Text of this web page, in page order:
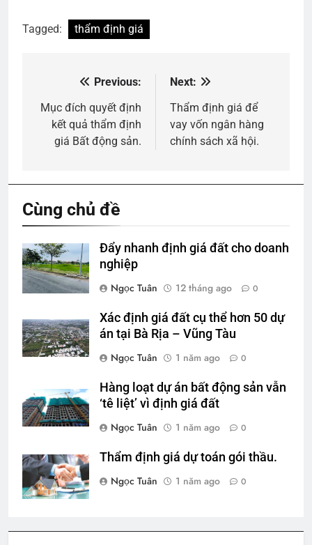
Tagged: thẩm định giá
hướng
bài
Previous:
Mục đích quyết định
kết quả thẩm định
giá Bất động sản.
Next:
Thẩm định giá để
vay vốn ngân hàng
chính sách xã hội.
Cùng chủ đề
Đẩy nhanh định giá đất cho doanh
nghiệp
Ngọc Tuân
12 tháng ago 0
Xác định giá đất cụ thể hơn 50 dự
án tại Bà Rịa – Vũng Tàu
Ngọc Tuân
1 năm ago 0
Hàng loạt dự án bất động sản vẫn
‘tê liệt’ vì định giá đất
Ngọc Tuân
1 năm ago 0
Thẩm định giá dự toán gói thầu.
Ngọc Tuân
1 năm ago 0